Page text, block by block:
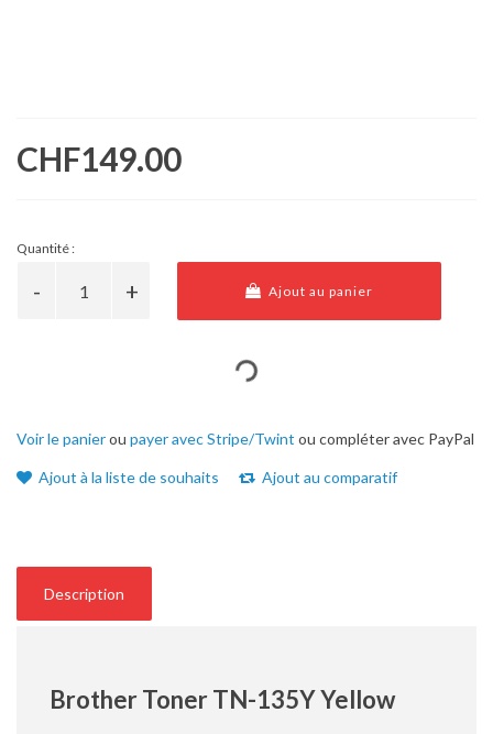
CHF149.00
Quantité :
Ajout au panier
Voir le panierou payer avec Stripe/Twint ou compléter avec PayPal
Ajout à la liste de souhaits Ajout au comparatif
Description
Brother Toner TN-135Y Yellow